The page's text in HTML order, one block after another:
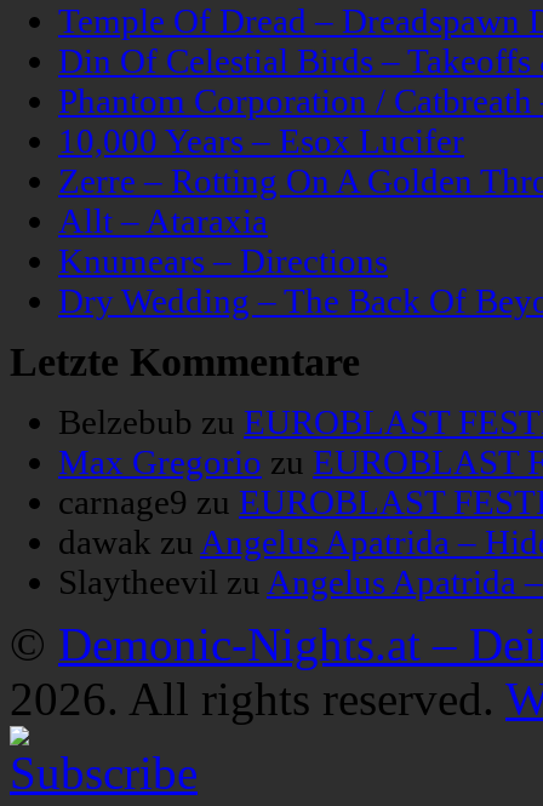
Temple Of Dread – Dreadspawn
Din Of Celestial Birds –
Phantom Corporation /
10,000 Years – Esox Lucifer
Zerre – Rotting On A Golden
Allt – Ataraxia
Knumears – Directions
Dry Wedding – The Back Of
Letzte Kommentare
Belzebub zu EUROBLAST
Max Gregorio zu EUROBLAST
carnage9 zu EUROBLAST
dawak zu Angelus Apatrida –
Slaytheevil zu Angelus Apatrida
© Demonic-Nights.at –
2026. All rights reserved.